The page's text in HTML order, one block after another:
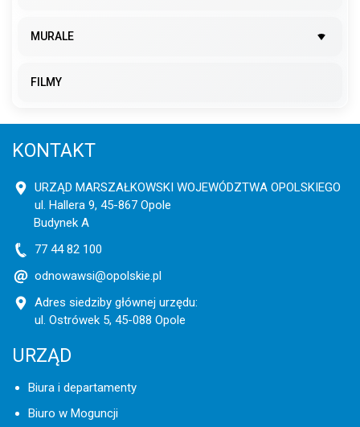
MURALE
FILMY
KONTAKT
URZĄD MARSZAŁKOWSKI WOJEWÓDZTWA OPOLSKIEGO
ul. Hallera 9, 45-867 Opole
Budynek A
77 44 82 100
odnowawsi@opolskie.pl
Adres siedziby głównej urzędu:
ul. Ostrówek 5, 45-088 Opole
URZĄD
Biura i departamenty
Biuro w Moguncji